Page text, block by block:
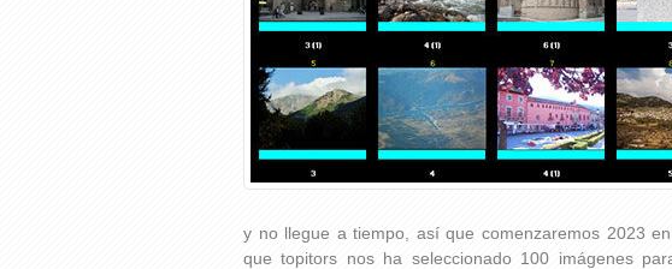
y no llegue a tiempo, así que comenzaremos 2023
que topitors nos ha seleccionado 100 imágenes